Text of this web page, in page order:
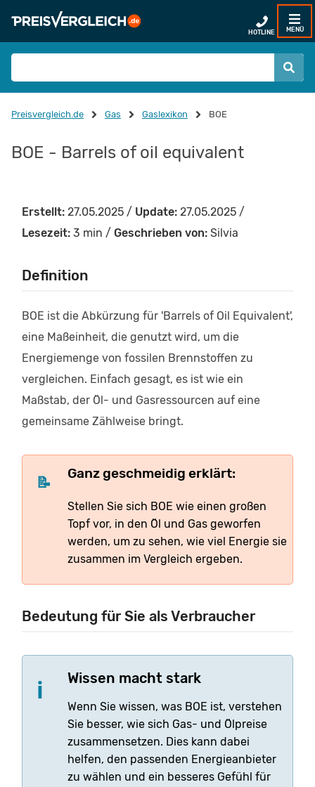
HOTLINE MENÜ
Preisvergleich.de Gas Gaslexikon BOE
BOE - Barrels of oil equivalent
Erstellt: 27.05.2025 / Update: 27.05.2025 /
Lesezeit: 3 min / Geschrieben von: Silvia
Definition
BOE ist die Abkürzung für 'Barrels of Oil Equivalent',
eine Maßeinheit, die genutzt wird, um die
Energiemenge von fossilen Brennstoffen zu
vergleichen. Einfach gesagt, es ist wie ein
Maßstab, der Öl- und Gasressourcen auf eine
gemeinsame Zählweise bringt.
Ganz geschmeidig erklärt:
Stellen Sie sich BOE wie einen großen
Topf vor, in den Öl und Gas geworfen
werden, um zu sehen, wie viel Energie sie
zusammen im Vergleich ergeben.
Bedeutung für Sie als Verbraucher
Wissen macht stark
Wenn Sie wissen, was BOE ist, verstehen
Sie besser, wie sich Gas- und Ölpreise
zusammensetzen. Dies kann dabei
helfen, den passenden Energieanbieter
zu wählen und ein besseres Gefühl für